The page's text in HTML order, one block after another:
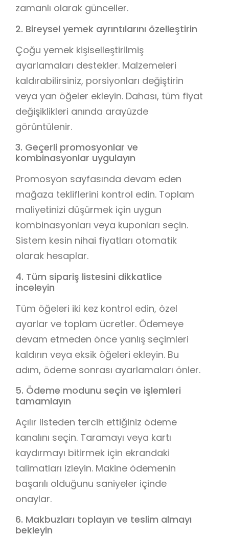
zamanlı olarak günceller.
2. Bireysel yemek ayrıntılarını özelleştirin
Çoğu yemek kişiselleştirilmiş
ayarlamaları destekler. Malzemeleri
kaldırabilirsiniz, porsiyonları değiştirin
veya yan öğeler ekleyin. Dahası, tüm fiyat
değişiklikleri anında arayüzde
görüntülenir.
3. Geçerli promosyonlar ve
kombinasyonlar uygulayın
Promosyon sayfasında devam eden
mağaza tekliflerini kontrol edin. Toplam
maliyetinizi düşürmek için uygun
kombinasyonları veya kuponları seçin.
Sistem kesin nihai fiyatları otomatik
olarak hesaplar.
4. Tüm sipariş listesini dikkatlice
inceleyin
Tüm öğeleri iki kez kontrol edin, özel
ayarlar ve toplam ücretler. Ödemeye
devam etmeden önce yanlış seçimleri
kaldırın veya eksik öğeleri ekleyin. Bu
adım, ödeme sonrası ayarlamaları önler.
5. Ödeme modunu seçin ve işlemleri
tamamlayın
Açılır listeden tercih ettiğiniz ödeme
kanalını seçin. Taramayı veya kartı
kaydırmayı bitirmek için ekrandaki
talimatları izleyin. Makine ödemenin
başarılı olduğunu saniyeler içinde
onaylar.
6. Makbuzları toplayın ve teslim almayı
bekleyin